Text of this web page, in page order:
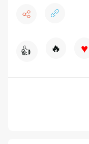
👍 🔥 ♥